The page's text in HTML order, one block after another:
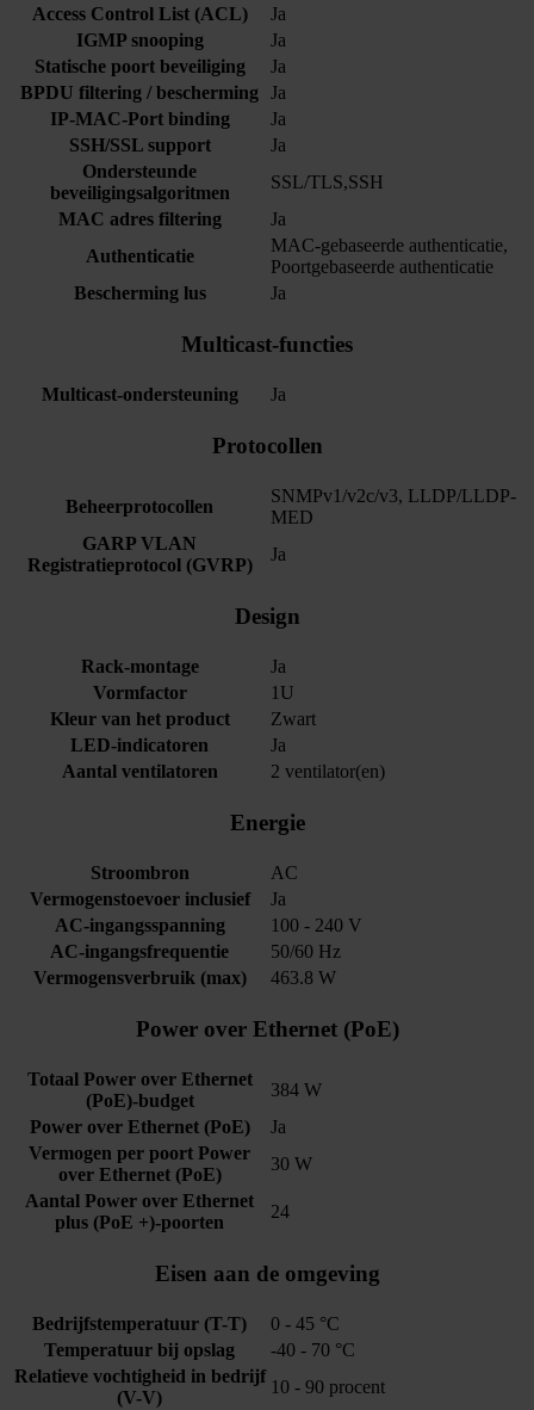
Access Control List (ACL)
Ja
IGMP snooping
Ja
Statische poort beveiliging
Ja
BPDU filtering / bescherming Ja
IP-MAC-Port binding
Ja
SSH/SSL support
Ja
Ondersteunde
beveiligingsalgoritmen
SSL/TLS,SSH
MAC adres filtering
Ja
Authenticatie
MAC-gebaseerde authenticatie,
Poortgebaseerde authenticatie
Bescherming lus
Ja
Multicast-functies
Multicast-ondersteuning Ja
Protocollen
Beheerprotocollen
SNMPv1/v2c/v3, LLDP/LLDP-
MED
GARP VLAN
Registratieprotocol (GVRP)
Ja
Design
Rack-montage
Ja
Vormfactor
1U
Kleur van het product
Zwart
LED-indicatoren
Ja
Aantal ventilatoren
2 ventilator(en)
Energie
Stroombron
AC
Vermogenstoevoer inclusief
Ja
AC-ingangsspanning
100 - 240 V
AC-ingangsfrequentie
50/60 Hz
Vermogensverbruik (max)
463.8 W
Power over Ethernet (PoE)
Totaal Power over Ethernet
(PoE)-budget
384 W
Power over Ethernet (PoE)
Ja
Vermogen per poort Power
over Ethernet (PoE)
30 W
Aantal Power over Ethernet
plus (PoE +)-poorten
24
Eisen aan de omgeving
Bedrijfstemperatuur (T-T)
0 - 45 °C
Temperatuur bij opslag
-40 - 70 °C
Relatieve vochtigheid in bedrijf
(V-V)
10 - 90 procent